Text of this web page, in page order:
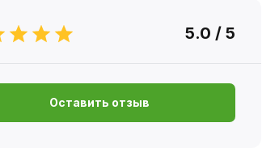
5.0 / 5
Оставить отзыв